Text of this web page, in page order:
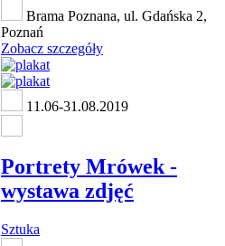
Brama Poznana, ul. Gdańska 2,
Poznań
Zobacz szczegóły
11.06-31.08.2019
Portrety Mrówek -
wystawa zdjęć
Sztuka